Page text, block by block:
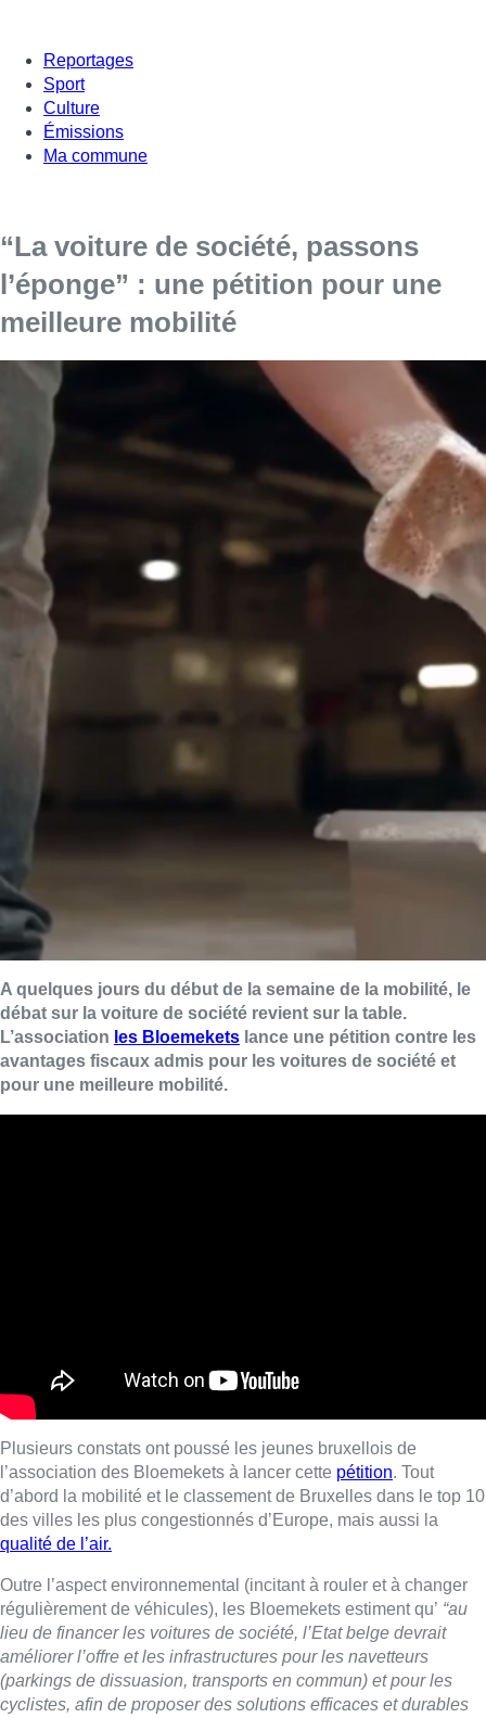
Reportages
Sport
Culture
Émissions
Ma commune
“La voiture de société, passons
l’éponge” : une pétition pour une
meilleure mobilité
A quelques jours du début de la semaine de la mobilité, le
débat sur la voiture de société revient sur la table.
L’association les Bloemekets lance une pétition contre les
avantages fiscaux admis pour les voitures de société et
pour une meilleure mobilité.
Plusieurs constats ont poussé les jeunes bruxellois de
l’association des Bloemekets à lancer cette pétition. Tout
d’abord la mobilité et le classement de Bruxelles dans le top 10
des villes les plus congestionnés d’Europe, mais aussi la
qualité de l’air.
Outre l’aspect environnemental (incitant à rouler et à changer
régulièrement de véhicules), les Bloemekets estiment qu’ “au
lieu de financer les voitures de société, l’Etat belge devrait
améliorer l’offre et les infrastructures pour les navetteurs
(parkings de dissuasion, transports en commun) et pour les
cyclistes, afin de proposer des solutions efficaces et durables